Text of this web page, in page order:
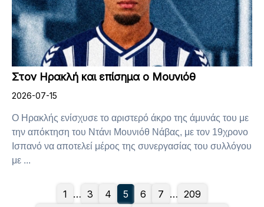
Στον Ηρακλή και επίσημα ο Μουνιόθ
2026-07-15
Ο Ηρακλής ενίσχυσε το αριστερό άκρο της άμυνάς του με
την απόκτηση του Ντάνι Μουνιόθ Νάβας, με τον 19χρονο
Ισπανό να αποτελεί μέρος της συνεργασίας του συλλόγου
με ...
1 … 3 4 5 6 7 … 209